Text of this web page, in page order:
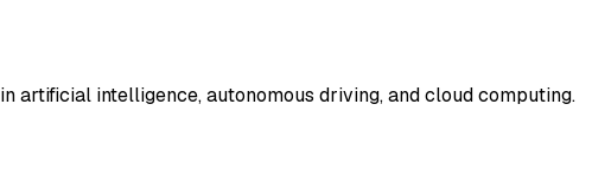
artificial intelligence, autonomous driving, and cloud computing.